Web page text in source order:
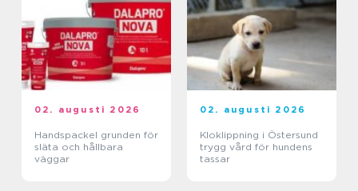
02. augusti 2026
Handspackel grunden för
släta och hållbara
väggar
02. augusti 2026
Kloklippning i Östersund
trygg vård för hundens
tassar